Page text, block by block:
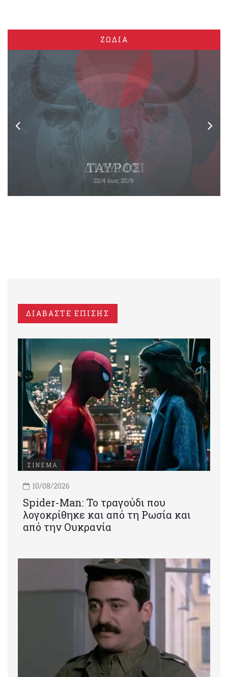
ΖΩΔΙΑ
ΔΙΑΒΑΣΤΕ ΕΠΙΣΗΣ
ΣΙΝΕΜΑ
10/08/2026
Spider-Man: Το τραγούδι που
λογοκρίθηκε και από τη Ρωσία και
από την Ουκρανία